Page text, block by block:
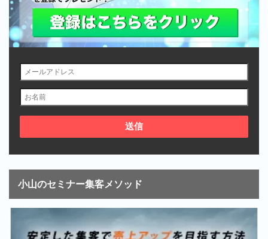
小山のセミナー集客メソッド